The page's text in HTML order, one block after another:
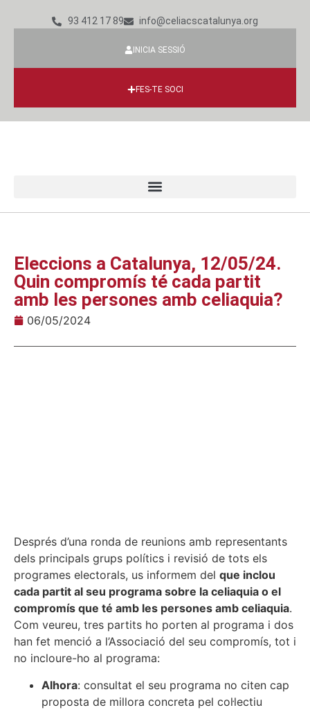
93 412 17 89 info@celiacscatalunya.org
INICIA SESSIÓ
FES-TE SOCI
Eleccions a Catalunya, 12/05/24.
Quin compromís té cada partit
amb les persones amb celiaquia?
06/05/2024
Després d’una ronda de reunions amb representants
dels principals grups polítics i revisió de tots els
programes electorals, us informem del que inclou
cada partit al seu programa sobre la celiaquia o el
compromís que té amb les persones amb celiaquia.
Com veureu, tres partits ho porten al programa i dos
han fet menció a l’Associació del seu compromís, tot i
no incloure-ho al programa:
Alhora: consultat el seu programa no citen cap
proposta de millora concreta pel col·lectiu